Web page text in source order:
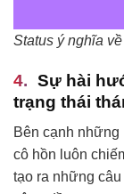
Status ý nghĩa
Sự hài
trạng thái
Bên cạnh
cô hồn luôn
tạo ra những